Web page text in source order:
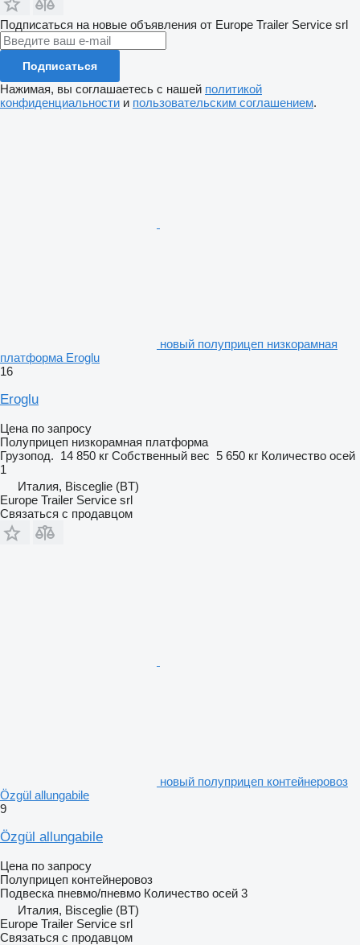
Подписаться на новые объявления от Europe Trailer Service srl
Подписаться
Нажимая, вы соглашаетесь с нашей политикой
конфиденциальности и пользовательским соглашением.
новый полуприцеп низкорамная
платформа Eroglu
16
Eroglu
Цена по запросу
Полуприцеп низкорамная платформа
Грузопод. 14 850 кг Собственный вес 5 650 кг Количество осей
1
Италия, Bisceglie (BT)
Europe Trailer Service srl
Связаться с продавцом
новый полуприцеп контейнеровоз
Özgül allungabile
9
Özgül allungabile
Цена по запросу
Полуприцеп контейнеровоз
Подвеска пневмо/пневмо Количество осей 3
Италия, Bisceglie (BT)
Europe Trailer Service srl
Связаться с продавцом